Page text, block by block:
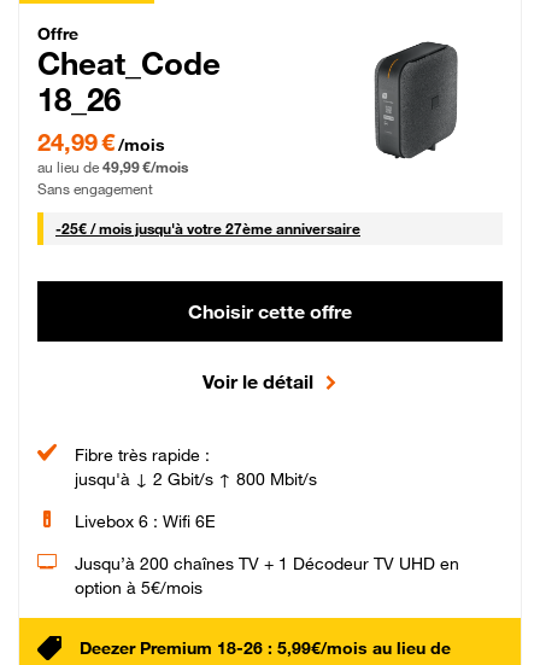
Cheat_Code Fibre_18_26
Offre
Cheat_Code
18_26
24,99 € par mois pendant 0 mois puis 49,99 € par mois, Sans engagement
24,99 €/mois
au lieu de 49,99 €/mois
Sans engagement
-25€ / mois25 € par mois
jusqu'à votre 27ème anniversaire
Choisir cette offre
Voir le détail
Fibre très rapide :
jusqu'à ↓ 2 Gbit/s ↑ 800 Mbit/s
Livebox 6 : Wifi 6E
Jusqu’à 200 chaînes TV + 1 Décodeur TV UHD en
option à 5€/mois
Deezer Premium 18-26 : 5,99€/mois au lieu de